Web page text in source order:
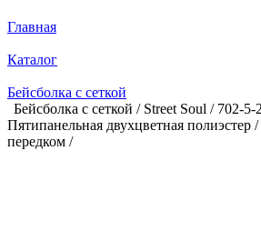
Главная
Каталог
Бейсболка с сеткой
Бейсболка с сеткой / Street Soul / 702-5-
Пятипанельная двухцветная полиэстер
передком /